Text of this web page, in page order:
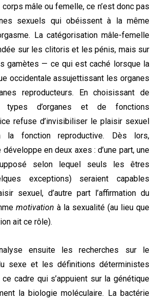
corps mâle ou femelle, ce n’est donc pas
sexuels qui obéissent à la même
La catégorisation mâle-femelle
sur les clitoris et les pénis, mais sur
gamètes — ce qui est caché lorsque la
occidentale assujettissant les organes
reproducteurs. En choisissant de
types d’organes et de fonctions
refuse d’invisibiliser le plaisir sexuel
la fonction reproductive. Dès lors,
développe en deux axes : d’une part, une
selon lequel seuls les êtres
exceptions) seraient capables
sexuel, d’autre part l’affirmation du
motivation à la sexualité (au lieu que
ait ce rôle).
ensuite les recherches sur le
sexe et les définitions déterministes
cadre qui s’appuient sur la génétique
la biologie moléculaire. La bactérie